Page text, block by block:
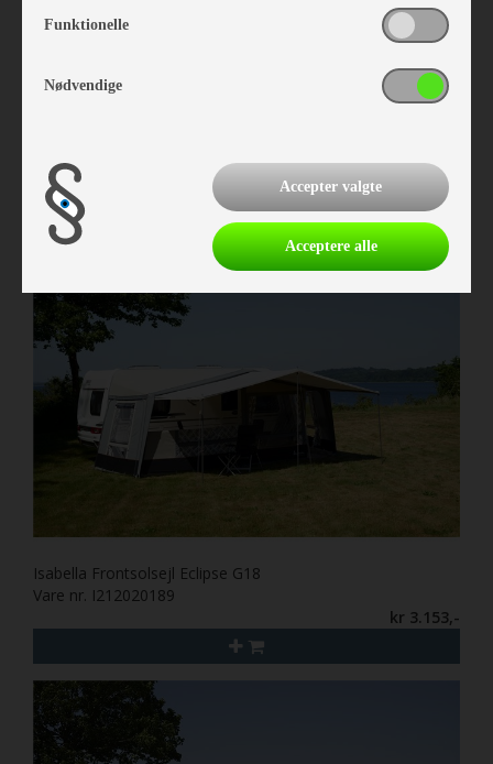
kr 6.239,-
Isabella Frontsolsejl Eclipse G18
Vare nr. I212020189
kr 3.153,-
Funktionelle
Nødvendige
Accepter valgte
Acceptere alle